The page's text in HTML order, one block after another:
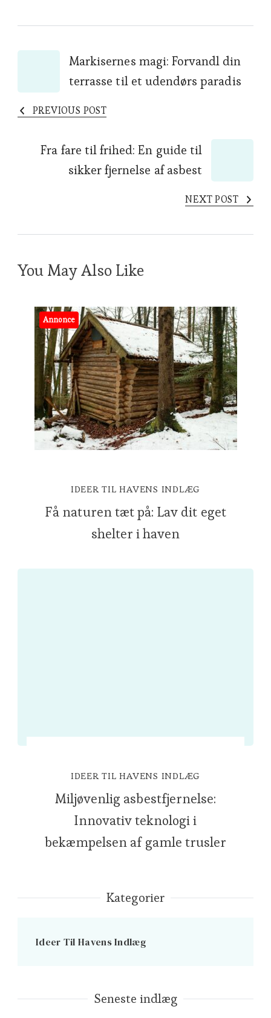
Navigation
Markisernes magi: Forvandl din
terrasse til et udendørs paradis
PREVIOUS POST
Fra fare til frihed: En guide til
sikker fjernelse af asbest
NEXT POST
You May Also Like
Annonce
IDEER TIL HAVENS INDLÆG
Få naturen tæt på: Lav dit eget
shelter i haven
IDEER TIL HAVENS INDLÆG
Miljøvenlig asbestfjernelse:
Innovativ teknologi i
bekæmpelsen af gamle trusler
Kategorier
Ideer Til Havens Indlæg
Seneste indlæg